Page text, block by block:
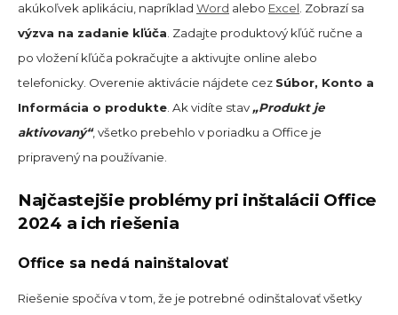
akúkoľvek aplikáciu, napríklad Word alebo Excel . Zobrazí sa
výzva na zadanie kľúča . Zadajte produktový kľúč ručne a
po vložení kľúča pokračujte a aktivujte online alebo
telefonicky. Overenie aktivácie nájdete cez Súbor, Konto a
Informácia o produkte . Ak vidíte stav„Produkt je
aktivovaný“, všetko prebehlo v poriadku a Office je
pripravený na používanie.
Najčastejšie problémy pri inštalácii Office
2024 a ich riešenia
Office sa nedá nainštalovať
Riešenie spočíva v tom, že je potrebné odinštalovať všetky